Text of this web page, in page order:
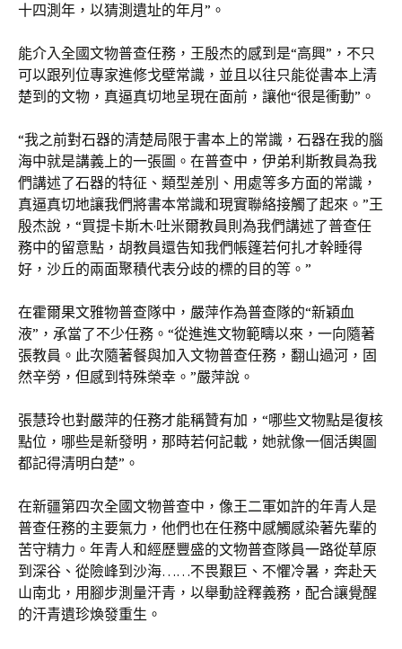
十四測年，以猜測遺址的年月”。
能介入全國文物普查任務，王殷杰的感到是“高興”，不只
可以跟列位專家進修戈壁常識，並且以往只能從書本上清
楚到的文物，真逼真切地呈現在面前，讓他“很是衝動”。
“我之前對石器的清楚局限于書本上的常識，石器在我的腦
海中就是講義上的一張圖。在普查中，伊弟利斯教員為我
們講述了石器的特征、類型差別、用處等多方面的常識，
真逼真切地讓我們將書本常識和現實聯絡接觸了起來。”王
殷杰說，“買提卡斯木·吐米爾教員則為我們講述了普查任
務中的留意點，胡教員還告知我們帳篷若何扎才幹睡得
好，沙丘的兩面聚積代表分歧的標的目的等。”
在霍爾果文雅物普查隊中，嚴萍作為普查隊的“新穎血
液”，承當了不少任務。“從進進文物範疇以來，一向隨著
張教員。此次隨著餐與加入文物普查任務，翻山過河，固
然辛勞，但感到特殊榮幸。”嚴萍說。
張慧玲也對嚴萍的任務才能稱贊有加，“哪些文物點是復核
點位，哪些是新發明，那時若何記載，她就像一個活輿圖
都記得清明白楚”。
在新疆第四次全國文物普查中，像王二軍如許的年青人是
普查任務的主要氣力，他們也在任務中感觸感染著先輩的
苦守精力。年青人和經歷豐盛的文物普查隊員一路從草原
到深谷、從險峰到沙海……不畏艱巨、不懼冷暑，奔赴天
山南北，用腳步測量汗青，以舉動詮釋義務，配合讓覺醒
的汗青遺珍煥發重生。